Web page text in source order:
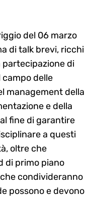
del 06 marzo
di talk brevi, ricchi
di
delle
management della
e della
fine di garantire
a questi
oltre che
di primo piano
condivideranno
possono e devono